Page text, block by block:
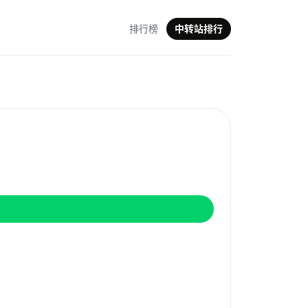
排行榜 中转站排行